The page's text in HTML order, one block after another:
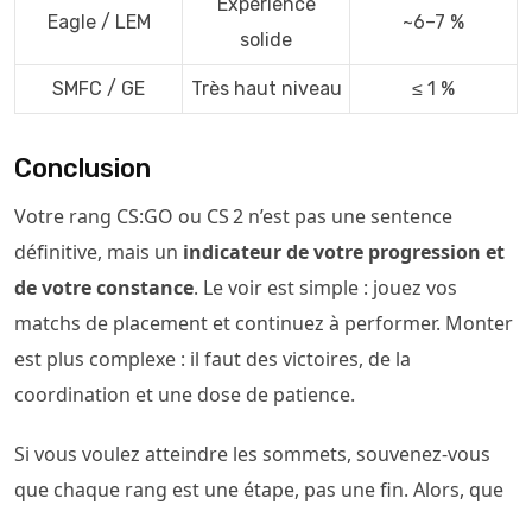
Eagle / LEM
solide
~6–7 %
SMFC / GE Très haut niveau ≤ 1 %
Conclusion
Votre rang CS:GO ou CS 2 n’est pas une sentence
définitive, mais un indicateur de votre progression et
de votre constance. Le voir est simple : jouez vos
matchs de placement et continuez à performer. Monter
est plus complexe : il faut des victoires, de la
coordination et une dose de patience.
Si vous voulez atteindre les sommets, souvenez-vous
que chaque rang est une étape, pas une fin. Alors, que